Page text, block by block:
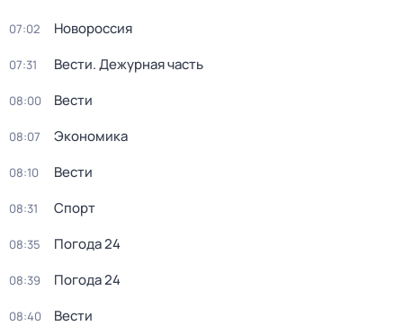
07:02 Новороссия
07:31 Вести. Дежурная часть
08:00 Вести
08:07 Экономика
08:10 Вести
08:31 Спорт
08:35 Погода 24
08:39 Погода 24
08:40 Вести